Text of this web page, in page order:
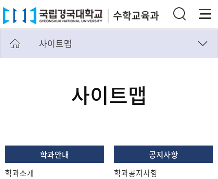
사이트맵
개인정보처리방침사이트맵
학과안내
학과소개
공지사항
학과공지사항